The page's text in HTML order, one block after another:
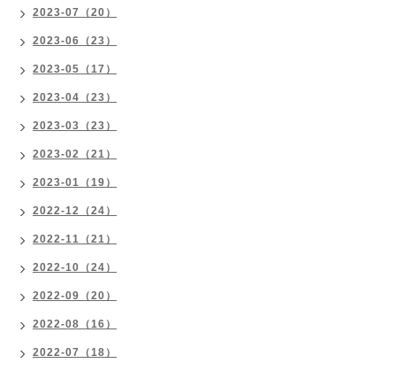
2023-07（20）
2023-06（23）
2023-05（17）
2023-04（23）
2023-03（23）
2023-02（21）
2023-01（19）
2022-12（24）
2022-11（21）
2022-10（24）
2022-09（20）
2022-08（16）
2022-07（18）